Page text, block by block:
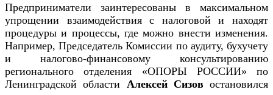
Предприниматели заинтересованы в максимальном
упрощении взаимодействия с налоговой и находят
процедуры и процессы, где можно внести изменения.
Например, Председатель Комиссии по аудиту, бухучету
и налогово-финансовому консультированию
регионального отделения «ОПОРЫ РОССИИ» по
Ленинградской области Алексей Сизовостановился